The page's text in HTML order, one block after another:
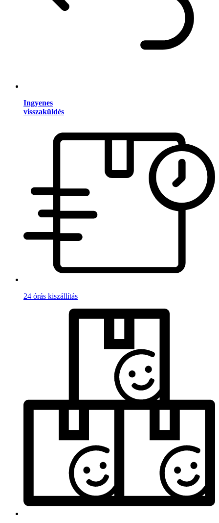
Ingyenes
visszaküldés
24 órás kiszállítás